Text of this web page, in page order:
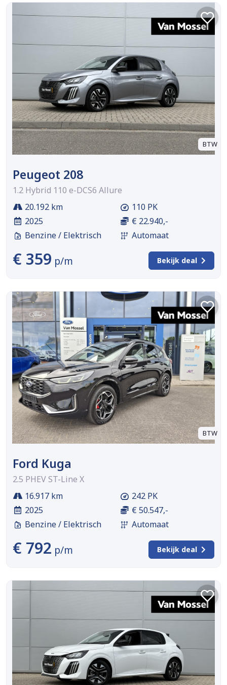
BTW
Peugeot 208
1.2 Hybrid 110 e-DCS6 Allure
20.192 km
2025
Benzine / Elektrisch
110 PK
€ 22.940,-
Automaat
€ 359 p/m Bekijk deal
BTW
Ford Kuga
2.5 PHEV ST-Line X
16.917 km
2025
Benzine / Elektrisch
242 PK
€ 50.547,-
Automaat
€ 792 p/m Bekijk deal